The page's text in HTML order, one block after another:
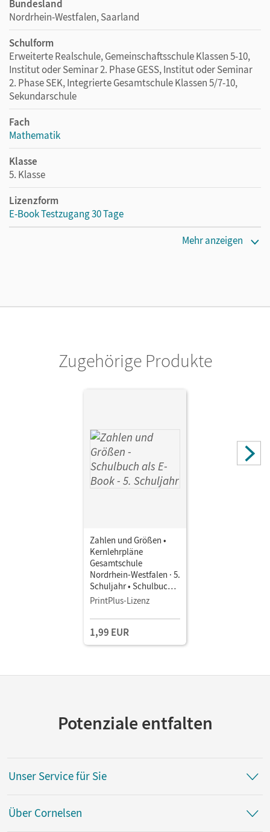
Bundesland
Nordrhein-Westfalen, Saarland
Schulform
Erweiterte Realschule, Gemeinschaftsschule Klassen 5-10,
Institut oder Seminar 2. Phase GESS, Institut oder Seminar
2. Phase SEK, Integrierte Gesamtschule Klassen 5/7-10,
Sekundarschule
Fach
Mathematik
Klasse
5. Klasse
Lizenzform
E-Book Testzugang 30 Tage
Herausgeber/-in
Koullen, Reinhold; Wennekers, Udo
Mehr anzeigen
Zugehörige Produkte
Zahlen und Größen •
Kernlehrpläne
Gesamtschule
Nordrhein-Westfalen · 5.
Schuljahr • Schulbuch
als E-Book
PrintPlus-Lizenz
1,99 EUR
Potenziale entfalten
Unser Service für Sie
Über Cornelsen